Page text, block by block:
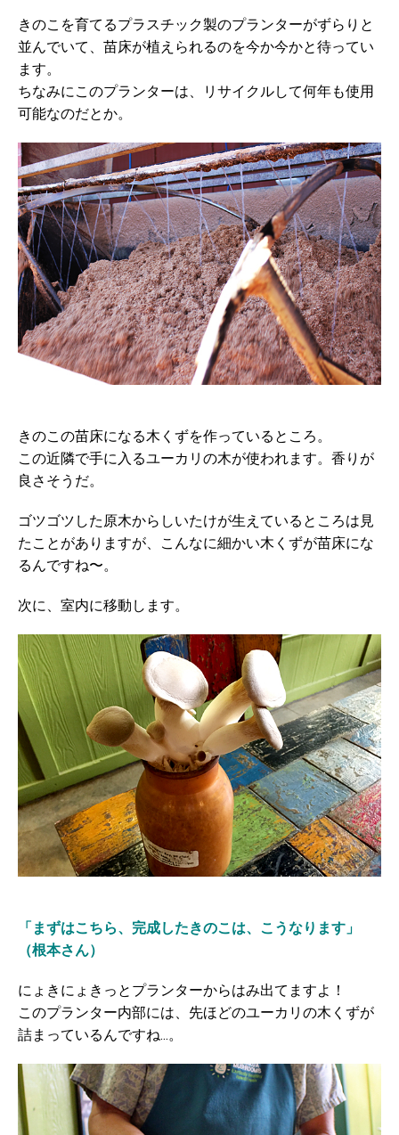
きのこを育てるプラスチック製のプランターがずらりと
並んでいて、苗床が植えられるのを今か今かと待ってい
ます。
ちなみにこのプランターは、リサイクルして何年も使用
可能なのだとか。
きのこの苗床になる木くずを作っているところ。
この近隣で手に入るユーカリの木が使われます。香りが
良さそうだ。
ゴツゴツした原木からしいたけが生えているところは見
たことがありますが、こんなに細かい木くずが苗床にな
るんですね〜。
次に、室内に移動します。
「まずはこちら、完成したきのこは、こうなります」
（根本さん）
にょきにょきっとプランターからはみ出てますよ！
このプランター内部には、先ほどのユーカリの木くずが
詰まっているんですね...。